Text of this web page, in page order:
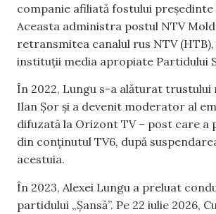
companie afiliată fostului
Aceasta administra postul NTV
retransmitea canalul rus NTV
instituții media apropiate Partidului
În 2022, Lungu s-a alăturat trustului
Ilan Șor și a devenit moderator al
difuzată la Orizont TV – post care a
din conținutul TV6, după
acestuia.
În 2023, Alexei Lungu a preluat
partidului „Șansă”. Pe 22 iulie 2026,